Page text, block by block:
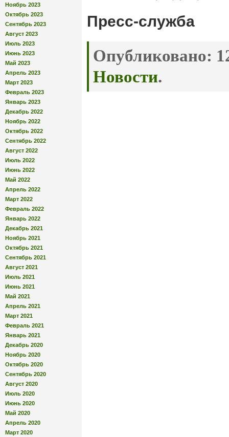
Ноябрь 2023
Октябрь 2023
Сентябрь 2023
Август 2023
Июль 2023
Июнь 2023
Май 2023
Апрель 2023
Март 2023
Февраль 2023
Январь 2023
Декабрь 2022
Ноябрь 2022
Октябрь 2022
Сентябрь 2022
Август 2022
Июль 2022
Июнь 2022
Май 2022
Апрель 2022
Март 2022
Февраль 2022
Январь 2022
Декабрь 2021
Ноябрь 2021
Октябрь 2021
Сентябрь 2021
Август 2021
Июль 2021
Июнь 2021
Май 2021
Апрель 2021
Март 2021
Февраль 2021
Январь 2021
Декабрь 2020
Ноябрь 2020
Октябрь 2020
Сентябрь 2020
Август 2020
Июль 2020
Июнь 2020
Май 2020
Апрель 2020
Март 2020
Пресс-служба
Опубликовано:
Новости.